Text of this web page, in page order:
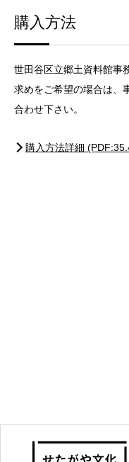
購入方法
世田谷区立郷土資料館事
求めをご希望の場合は、
合わせ下さい。
購入方法詳細